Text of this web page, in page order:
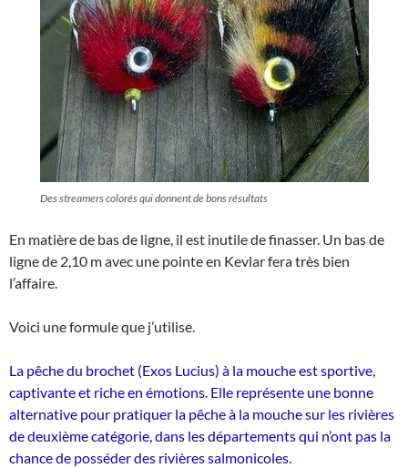
Des streamers colorés qui donnent de bons résultats
En matière de bas de ligne, il est inutile de finasser. Un bas de
ligne de 2,10 m avec une pointe en Kevlar fera très bien
l’affaire.
Voici une formule que j’utilise.
La pêche du brochet (Exos Lucius) à la mouche est sportive,
captivante et riche en émotions. Elle représente une bonne
alternative pour pratiquer la pêche à la mouche sur les rivières
de deuxième catégorie, dans les départements qui n’ont pas la
chance de posséder des rivières salmonicoles.